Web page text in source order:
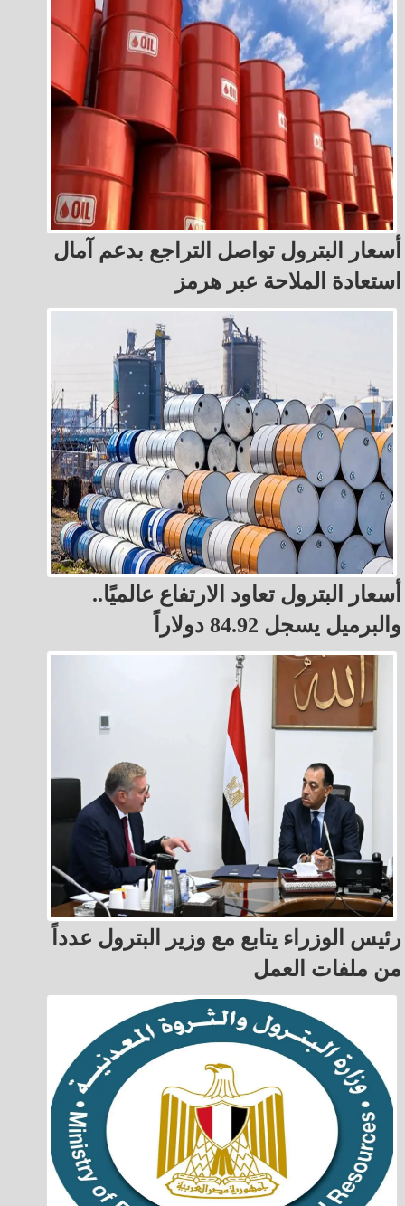
أسعار البترول تواصل التراجع بدعم آمال
استعادة الملاحة عبر هرمز
أسعار البترول تعاود الارتفاع عالميًا..
والبرميل يسجل 84.92 دولاراً
رئيس الوزراء يتابع مع وزير البترول عدداً
من ملفات العمل